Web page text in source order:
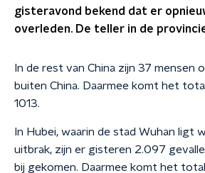
gisteravond bekend dat er
overleden. De teller in de
In de rest van China zijn 37 mensen
buiten China. Daarmee komt het
1013.
In Hubei, waarin de stad Wuhan ligt
uitbrak, zijn er gisteren 2.097
bij gekomen. Daarmee komt het